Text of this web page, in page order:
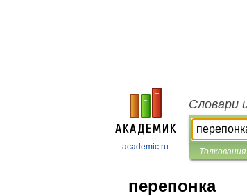
academic.ru
Словари
Толкования
перепонка